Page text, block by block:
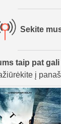
Sekite
taip pat
į